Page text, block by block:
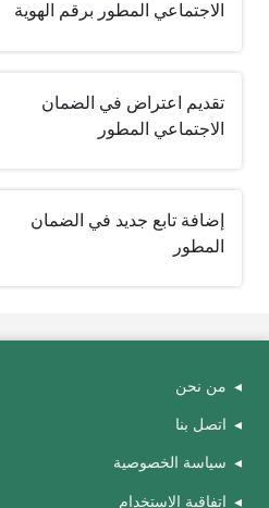
الاجتماعي المطور برقم الهوية
‏تقديم اعتراض في الضمان
الاجتماعي المطور
إضافة تابع جديد في الضمان
المطور ‏
من نحن
اتصل بنا
سياسة الخصوصية
اتفاقية الاستخدام